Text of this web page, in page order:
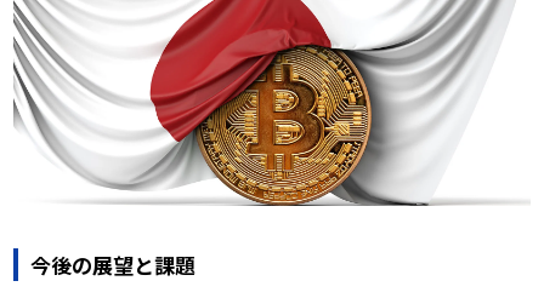
今後の展望と課題